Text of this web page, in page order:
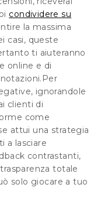
condividere su
la massima
casi, queste
ti aiuteranno
online e di
ignorandole
clienti di
come
attui una strategia
a lasciare
contrastanti,
totale
solo giocare a tuo